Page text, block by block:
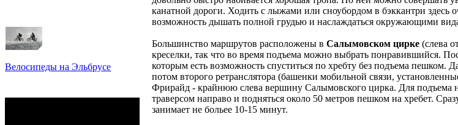
Велосипеды на Эльбрусе
канатной дороги. Ходить с лыжами или сноубордом в бэккантри здесь
возможность дышать полной грудью и наслаждаться окружающими
Большинство маршрутов расположены в Салымовском цирке (слева
креселки, так что во время подъема можно выбрать понравившийся.
которым есть возможность спуститься по хребту без подъема пешком.
потом второго ретранслятора (башенки мобильной связи,
Фрирайд - крайнюю слева вершину Салымовского цирка. Для подъема
траверсом направо и подняться около 50 метров пешком на хребет.
занимает не больее 10-15 минут.